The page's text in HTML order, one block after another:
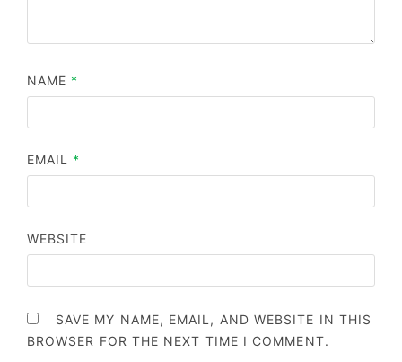
NAME *
EMAIL *
WEBSITE
SAVE MY NAME, EMAIL, AND WEBSITE IN THIS
BROWSER FOR THE NEXT TIME I COMMENT.